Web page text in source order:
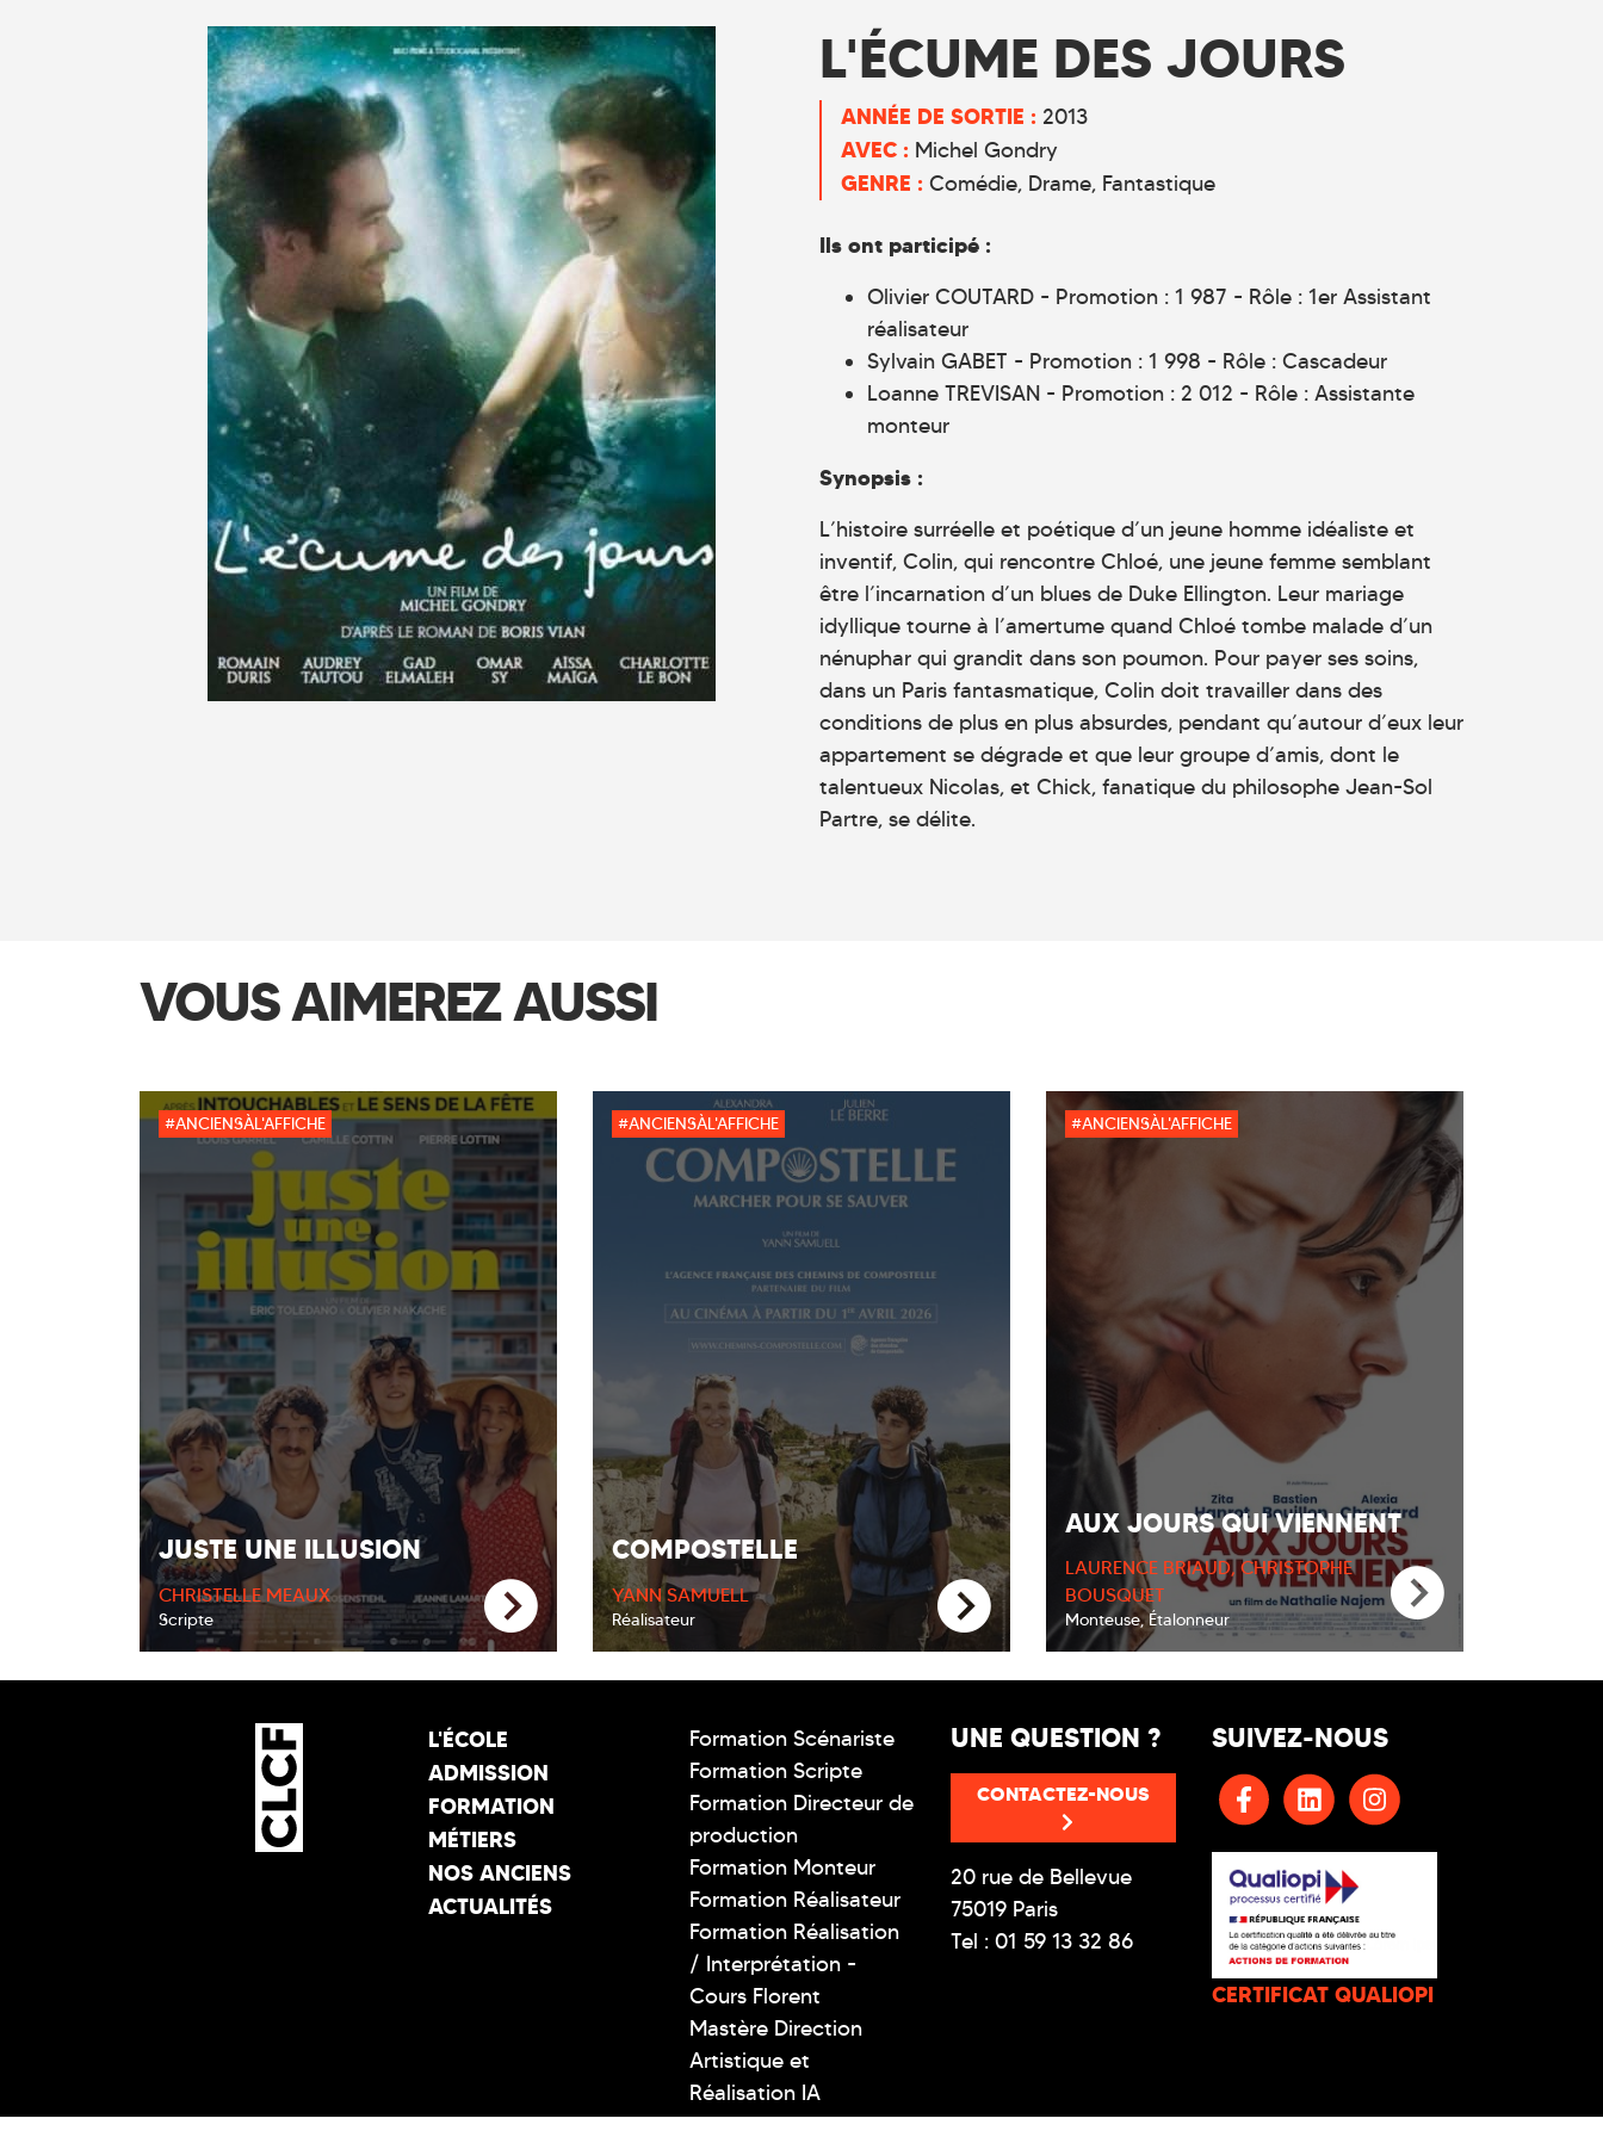
L'ÉCUME DES JOURS
ANNÉE DE SORTIE : 2013
AVEC : Michel Gondry
GENRE : Comédie Drame Fantastique
Ils ont participé :
Olivier COUTARD - Promotion : 1 987 - Rôle : 1er Assistant
réalisateur
Sylvain GABET - Promotion : 1 998 - Rôle : Cascadeur
Loanne TREVISAN - Promotion : 2 012 - Rôle : Assistante
monteur
Synopsis :
L’histoire surréelle et poétique d’un jeune homme idéaliste et
inventif, Colin, qui rencontre Chloé, une jeune femme semblant
être l’incarnation d’un blues de Duke Ellington. Leur mariage
idyllique tourne à l’amertume quand Chloé tombe malade d’un
nénuphar qui grandit dans son poumon. Pour payer ses soins,
dans un Paris fantasmatique, Colin doit travailler dans des
conditions de plus en plus absurdes, pendant qu’autour d’eux leur
appartement se dégrade et que leur groupe d’amis, dont le
talentueux Nicolas, et Chick, fanatique du philosophe Jean-Sol
Partre, se délite.
VOUS AIMEREZ AUSSI
#ANCIENSÀL'AFFICHE
JUSTE UNE ILLUSION
CHRISTELLE MEAUX
Scripte
#ANCIENSÀL'AFFICHE
COMPOSTELLE
YANN SAMUELL
Réalisateur
#ANCIENSÀL'AFFICHE
AUX JOURS QUI VIENNENT
LAURENCE BRIAUD, CHRISTOPHE
BOUSQUET
Monteuse, Étalonneur
L'ÉCOLE
ADMISSION
FORMATION
MÉTIERS
NOS ANCIENS
ACTUALITÉS
Formation Scénariste
Formation Scripte
Formation Directeur de
production
Formation Monteur
Formation Réalisateur
Formation Réalisation
/ Interprétation -
Cours Florent
Mastère Direction
Artistique et
Réalisation IA
UNE QUESTION ?
CONTACTEZ-NOUS
20 rue de Bellevue
75019 Paris
Tel : 01 59 13 32 86
SUIVEZ-NOUS
CERTIFICAT QUALIOPI